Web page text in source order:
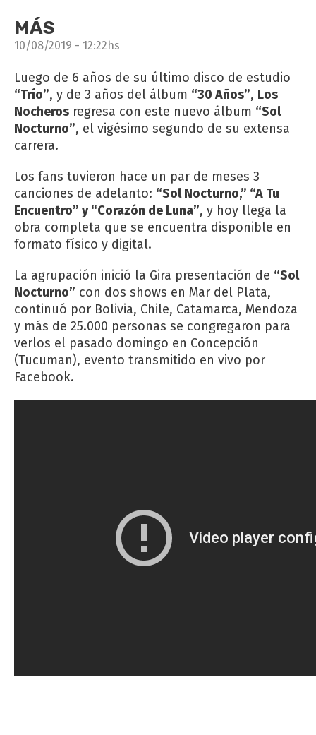
MÁS
10/08/2019 - 12:22hs
Luego de 6 años de su último disco de estudio
“Trío”, y de 3 años del álbum “30 Años”, Los
Nocheros regresa con este nuevo álbum “Sol
Nocturno”, el vigésimo segundo de su extensa
carrera.
Los fans tuvieron hace un par de meses 3
canciones de adelanto: “Sol Nocturno,” “A Tu
Encuentro” y “Corazón de Luna”, y hoy llega la
obra completa que se encuentra disponible en
formato físico y digital.
La agrupación inició la Gira presentación de “Sol
Nocturno” con dos shows en Mar del Plata,
continuó por Bolivia, Chile, Catamarca, Mendoza
y más de 25.000 personas se congregaron para
verlos el pasado domingo en Concepción
(Tucuman), evento transmitido en vivo por
Facebook.